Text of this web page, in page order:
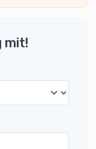
mit!